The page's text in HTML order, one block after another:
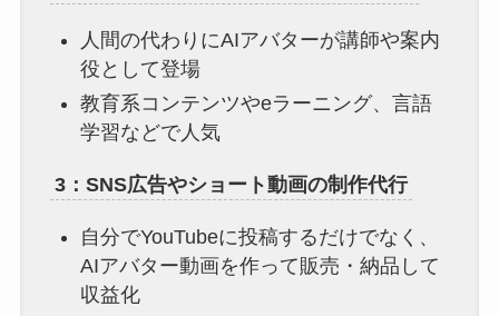
人間の代わりにAIアバターが講師や案内
役として登場
教育系コンテンツやeラーニング、言語
学習などで人気
3：SNS広告やショート動画の制作代行
自分でYouTubeに投稿するだけでなく、
AIアバター動画を作って販売・納品して
収益化